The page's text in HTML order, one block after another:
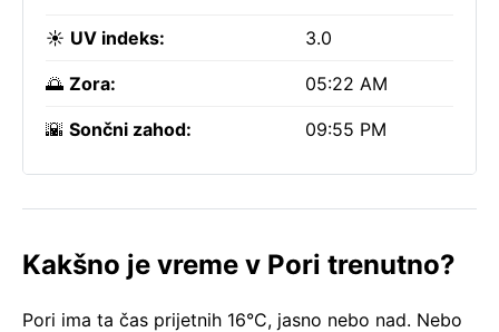
☀️ UV indeks: 3.0
🌅 Zora: 05:22 AM
🌇 Sončni zahod: 09:55 PM
Kakšno je vreme v Pori trenutno?
Pori ima ta čas prijetnih 16°C, jasno nebo nad. Nebo